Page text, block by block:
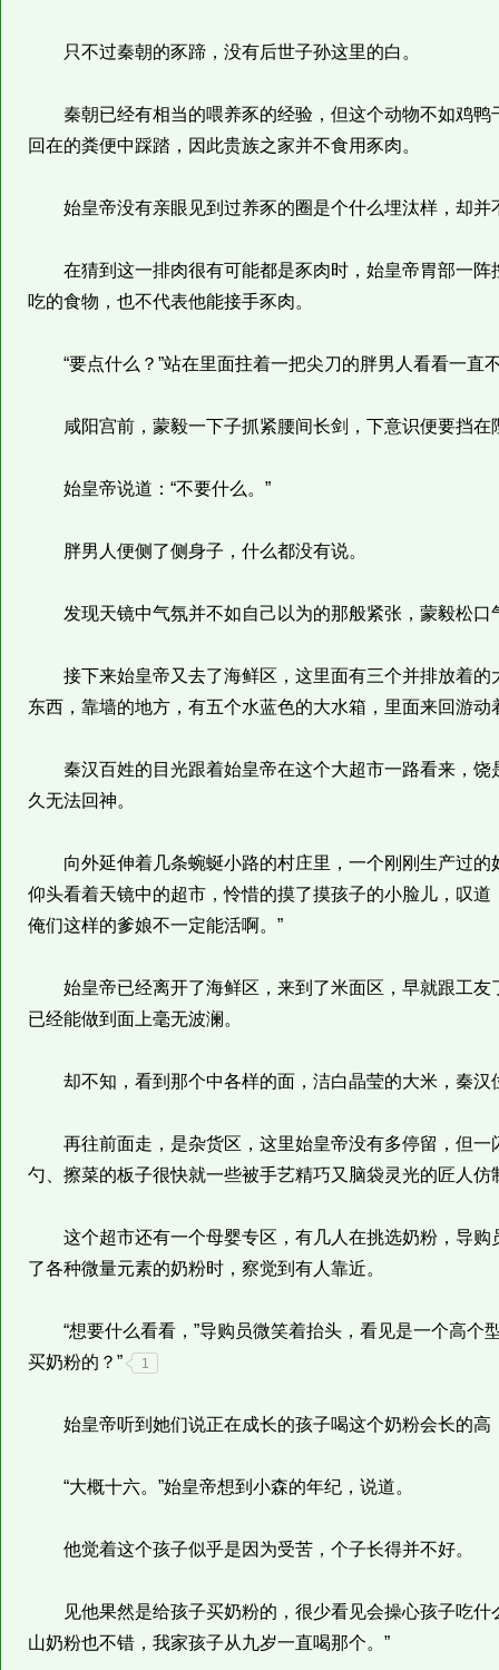
只不过秦朝的豕蹄，没有后世子孙这里的白。
秦朝已经有相当的喂养豕的经验，但这个动物不如鸡鸭
回在的粪便中踩踏，因此贵族之家并不食用豕肉。
始皇帝没有亲眼见到过养豕的圈是个什么埋汰样，却并
在猜到这一排肉很有可能都是豕肉时，始皇帝胃部一阵
吃的食物，也不代表他能接手豕肉。
“要点什么？”站在里面拄着一把尖刀的胖男人看看一直
咸阳宫前，蒙毅一下子抓紧腰间长剑，下意识便要挡在
始皇帝说道：“不要什么。”
胖男人便侧了侧身子，什么都没有说。
发现天镜中气氛并不如自己以为的那般紧张，蒙毅松口
接下来始皇帝又去了海鲜区，这里面有三个并排放着的
东西，靠墙的地方，有五个水蓝色的大水箱，里面来回游动
秦汉百姓的目光跟着始皇帝在这个大超市一路看来，饶
久无法回神。
向外延伸着几条蜿蜒小路的村庄里，一个刚刚生产过的
仰头看着天镜中的超市，怜惜的摸了摸孩子的小脸儿，叹
俺们这样的爹娘不一定能活啊。”
始皇帝已经离开了海鲜区，来到了米面区，早就跟工友
已经能做到面上毫无波澜。
却不知，看到那个中各样的面，洁白晶莹的大米，秦汉
再往前面走，是杂货区，这里始皇帝没有多停留，但一
勺、擦菜的板子很快就一些被手艺精巧又脑袋灵光的匠人仿
这个超市还有一个母婴专区，有几人在挑选奶粉，导购
了各种微量元素的奶粉时，察觉到有人靠近。
“想要什么看看，”导购员微笑着抬头，看见是一个高个
买奶粉的？”
1
始皇帝听到她们说正在成长的孩子喝这个奶粉会长的高
“大概十六。”始皇帝想到小森的年纪，说道。
他觉着这个孩子似乎是因为受苦，个子长得并不好。
见他果然是给孩子买奶粉的，很少看见会操心孩子吃什
山奶粉也不错，我家孩子从九岁一直喝那个。”